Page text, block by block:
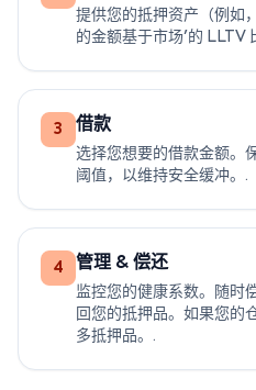
提供您的抵押资产（例
的金额基于市场'的 LLTV
3 借款
选择您想要的借款金额。
阈值，以维持安全缓冲。.
4 管理 & 偿还
监控您的健康系数。随时
回您的抵押品。如果您的
多抵押品。.